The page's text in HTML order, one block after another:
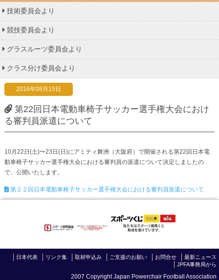
技術委員会より
競技委員会より
グラスルーツ委員会より
クラス分け委員会より
2016年08月15日
第22回日本電動車椅子サッカー選手権大会におけ
る審判員派遣について
10月22日(土)〜23日(日)にアミティ舞洲（大阪府）で開催される第22回日本電
動車椅子サッカー選手権大会における審判員の派遣について決定しましたの
で、公開いたします。
第２２回日本電動車椅子サッカー選手権大会における審判員派遣について
最新ニュース
お問合せ
ご支援のお願い
取材申込み
リンク集
日本代表
JPFA事務局から
2007 Copyright Japan Powerchair Football Association